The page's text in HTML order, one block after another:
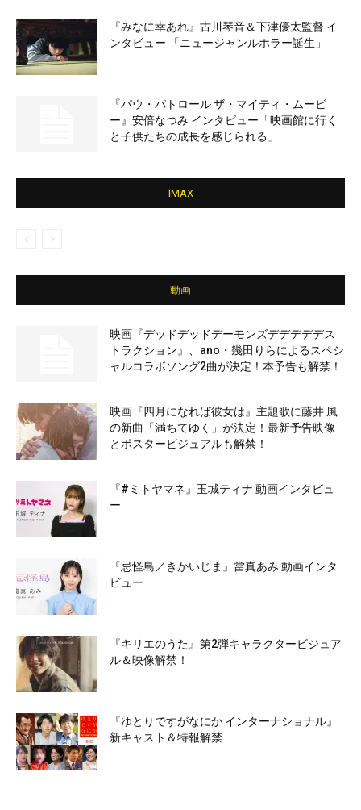
『みなに幸あれ』古川琴音＆下津優太監督 イ
ンタビュー 「ニュージャンルホラー誕生」
『パウ・パトロール ザ・マイティ・ムービ
ー』安倍なつみ インタビュー「映画館に行く
と子供たちの成長を感じられる」
IMAX
動画
映画『デッドデッドデーモンズデデデデデス
トラクション』、ano・幾田りらによるスペシ
ャルコラボソング2曲が決定！本予告も解禁！
映画『四月になれば彼女は』主題歌に藤井 風
の新曲「満ちてゆく」が決定！最新予告映像
とポスタービジュアルも解禁！
『#ミトヤマネ』玉城ティナ 動画インタビュ
ー
『忌怪島／きかいじま』當真あみ 動画インタ
ビュー
『キリエのうた』第2弾キャラクタービジュア
ル＆映像解禁！
『ゆとりですがなにか インターナショナル』
新キャスト＆特報解禁